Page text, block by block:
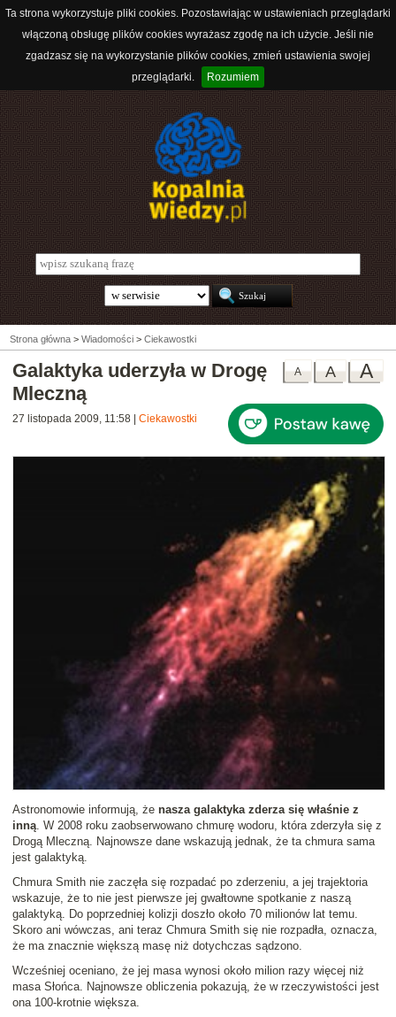
Ta strona wykorzystuje pliki cookies. Pozostawiając w ustawieniach przeglądarki
włączoną obsługę plików cookies wyrażasz zgodę na ich użycie. Jeśli nie
zgadzasz się na wykorzystanie plików cookies, zmień ustawienia swojej
przeglądarki.
Rozumiem
Strona główna > Wiadomości > Ciekawostki
A
A
A
Galaktyka uderzyła w Drogę
Mleczną
27 listopada 2009, 11:58 Ciekawostki
Astronomowie informują, że nasza galaktyka zderza się właśnie z
inną . W 2008 roku zaobserwowano chmurę wodoru, która zderzyła się z
Drogą Mleczną. Najnowsze dane wskazują jednak, że ta chmura sama
jest galaktyką.
Chmura Smith nie zaczęła się rozpadać po zderzeniu, a jej trajektoria
wskazuje, że to nie jest pierwsze jej gwałtowne spotkanie z naszą
galaktyką. Do poprzedniej kolizji doszło około 70 milionów lat temu.
Skoro ani wówczas, ani teraz Chmura Smith się nie rozpadła, oznacza,
że ma znacznie większą masę niż dotychczas sądzono.
Wcześniej oceniano, że jej masa wynosi około milion razy więcej niż
masa Słońca. Najnowsze obliczenia pokazują, że w rzeczywistości jest
ona 100-krotnie większa.